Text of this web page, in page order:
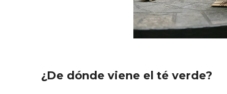
¿De dónde viene el té verde?